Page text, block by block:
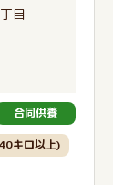
目
合同供養
キロ以上)